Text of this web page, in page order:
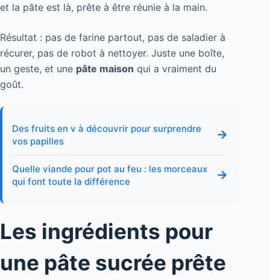
et la pâte est là, prête à être réunie à la main.
Résultat : pas de farine partout, pas de saladier à
récurer, pas de robot à nettoyer. Juste une boîte,
un geste, et une pâte maison qui a vraiment du
goût.
Des fruits en v à découvrir pour surprendre
vos papilles
→
Quelle viande pour pot au feu : les morceaux
qui font toute la différence
→
Les ingrédients pour
une pâte sucrée prête